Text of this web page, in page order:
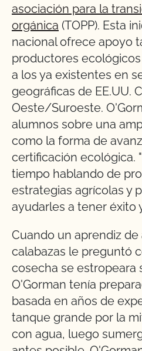
asociación para la
orgánica (TOPP). Esta
nacional ofrece apoyo
productores
a los ya existentes en
geográficas de EE.UU.
Oeste/Suroeste.
alumnos sobre una
como la forma de
certificación ecológica.
tiempo hablando de
estrategias agrícolas y
ayudarles a tener éxito
Cuando un aprendiz
calabazas le preguntó
cosecha se estropeara
O'Gorman tenía
basada en años de
tanque grande por la
con agua, luego